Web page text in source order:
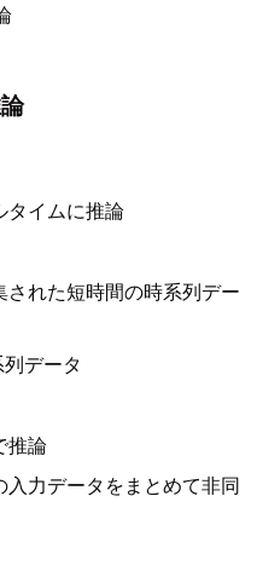
タイムに推論
れた短時間の時系列デー
データ
推論
力データをまとめて非同